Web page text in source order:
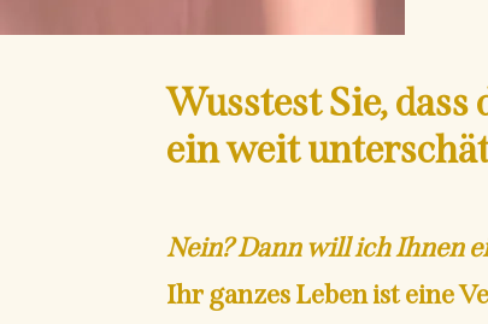
Wusstest Sie,
ein weit u
Nein? Dannwill ich Ihnen
Ihr ganzes Leben isteine